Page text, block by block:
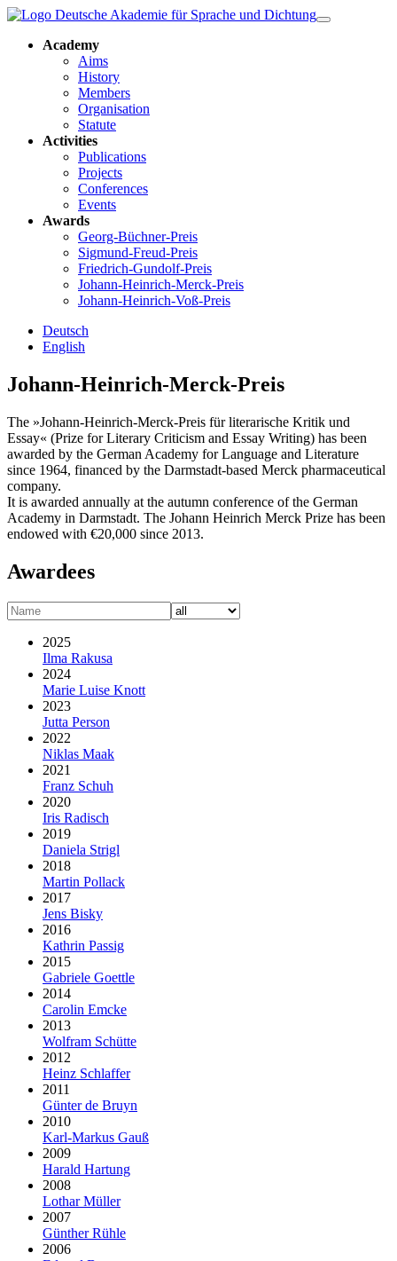
Academy
Aims
History
Members
Organisation
Statute
Activities
Publications
Projects
Conferences
Events
Awards
Georg-Büchner-Preis
Sigmund-Freud-Preis
Friedrich-Gundolf-Preis
Johann-Heinrich-Merck-Preis
Johann-Heinrich-Voß-Preis
Deutsch
English
Johann-Heinrich-Merck-Preis
The »Johann-Heinrich-Merck-Preis für literarische Kritik und
Essay« (Prize for Literary Criticism and Essay Writing) has been
awarded by the German Academy for Language and Literature
since 1964, financed by the Darmstadt-based Merck pharmaceutical
company.
It is awarded annually at the autumn conference of the German
Academy in Darmstadt. The Johann Heinrich Merck Prize has been
endowed with €20,000 since 2013.
Awardees
2025
Ilma Rakusa
2024
Marie Luise Knott
2023
Jutta Person
2022
Niklas Maak
2021
Franz Schuh
2020
Iris Radisch
2019
Daniela Strigl
2018
Martin Pollack
2017
Jens Bisky
2016
Kathrin Passig
2015
Gabriele Goettle
2014
Carolin Emcke
2013
Wolfram Schütte
2012
Heinz Schlaffer
2011
Günter de Bruyn
2010
Karl-Markus Gauß
2009
Harald Hartung
2008
Lothar Müller
2007
Günther Rühle
2006